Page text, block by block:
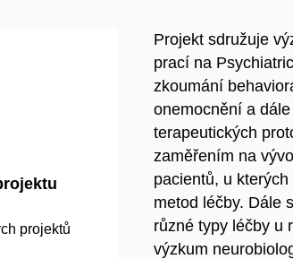
projektů
Projekt sdružuje
prací na
zkoumání
onemocnění a
terapeutických
zaměřením na
pacientů, u
metod léčby. Dále
různé typy léčby u
výzkum